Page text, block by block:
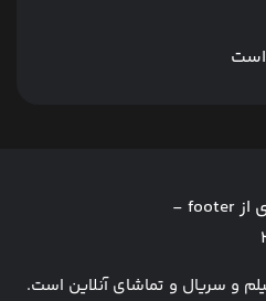
و سریال و تماشای آنلاین است.